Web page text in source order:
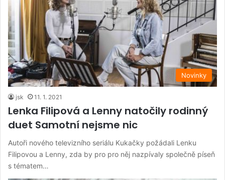
Novinky
jsk 11. 1. 2021
Lenka Filipová a Lenny natočily rodinný
duet Samotní nejsme nic
Autoři nového televizního seriálu Kukačky požádali Lenku
Filipovou a Lenny, zda by pro pro něj nazpívaly společně píseň
s tématem…